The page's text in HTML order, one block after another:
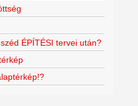
ÉPÍTÉSI tervei után?